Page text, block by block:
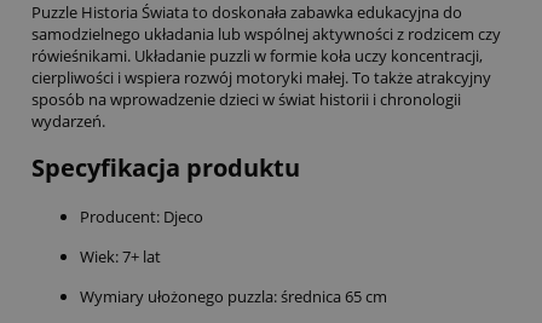
Puzzle Historia Świata to doskonała zabawka edukacyjna do
samodzielnego układania lub wspólnej aktywności z rodzicem czy
rówieśnikami. Układanie puzzli w formie koła uczy koncentracji,
cierpliwości i wspiera rozwój motoryki małej. To także atrakcyjny
sposób na wprowadzenie dzieci w świat historii i chronologii
wydarzeń.
Specyfikacja produktu
Producent: Djeco
Wiek: 7+ lat
Wymiary ułożonego puzzla: średnica 65 cm